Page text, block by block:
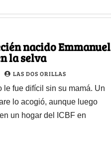
nacido Emmanuel
la selva
LAS DOS ORILLAS
le fue difícil sin su mamá. Un
lo acogió, aunque luego
un hogar del ICBF en